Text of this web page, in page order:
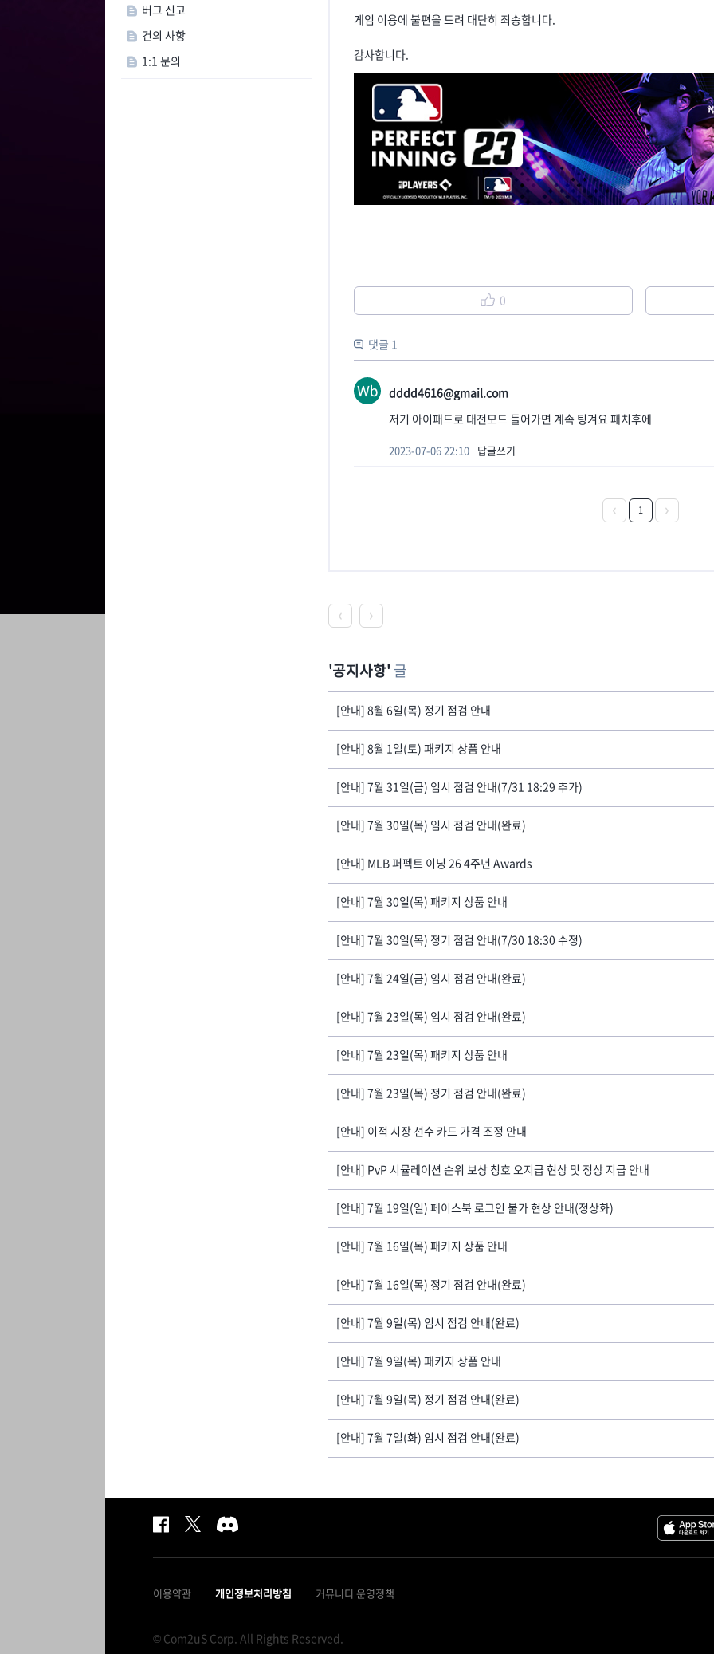
버그 신고
건의 사항
1:1 문의
게임 이용에 불편을 드려 대단히 죄송합니다.
감사합니다.
0
댓글 1
dddd4616@gmail.com
저기 아이패드로 대전모드 들어가면 계속 팅겨요 패치후에
2023-07-06 22:10 답글쓰기
1
공지사항 글
[안내] 8월 6일(목) 정기 점검 안내
[안내] 8월 1일(토) 패키지 상품 안내
[안내] 7월 31일(금) 임시 점검 안내(7/31 18:29 추가)
[안내] 7월 30일(목) 임시 점검 안내(완료)
[안내] MLB 퍼펙트 이닝 26 4주년 Awards
[안내] 7월 30일(목) 패키지 상품 안내
[안내] 7월 30일(목) 정기 점검 안내(7/30 18:30 수정)
[안내] 7월 24일(금) 임시 점검 안내(완료)
[안내] 7월 23일(목) 임시 점검 안내(완료)
[안내] 7월 23일(목) 패키지 상품 안내
[안내] 7월 23일(목) 정기 점검 안내(완료)
[안내] 이적 시장 선수 카드 가격 조정 안내
[안내] PvP 시뮬레이션 순위 보상 칭호 오지급 현상 및 정상 지급 안내
[안내] 7월 19일(일) 페이스북 로그인 불가 현상 안내(정상화)
[안내] 7월 16일(목) 패키지 상품 안내
[안내] 7월 16일(목) 정기 점검 안내(완료)
[안내] 7월 9일(목) 임시 점검 안내(완료)
[안내] 7월 9일(목) 패키지 상품 안내
[안내] 7월 9일(목) 정기 점검 안내(완료)
[안내] 7월 7일(화) 임시 점검 안내(완료)
이용약관 개인정보처리방침 커뮤니티 운영정책
© Com2uS Corp. All Rights Reserved.